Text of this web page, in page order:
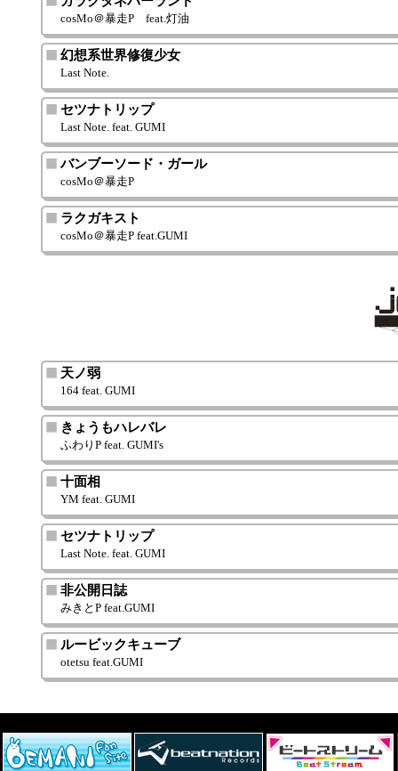
cosMo＠暴走P feat.灯油
幻想系世界修復少女
Last Note.
セツナトリップ
Last Note. feat. GUMI
バンブーソード・ガール
cosMo＠暴走P
ラクガキスト
cosMo＠暴走P feat.GUMI
天ノ弱
164 feat. GUMI
きょうもハレバレ
ふわりP feat. GUMI's
十面相
YM feat. GUMI
セツナトリップ
Last Note. feat. GUMI
非公開日誌
みきとP feat.GUMI
ルービックキューブ
otetsu feat.GUMI